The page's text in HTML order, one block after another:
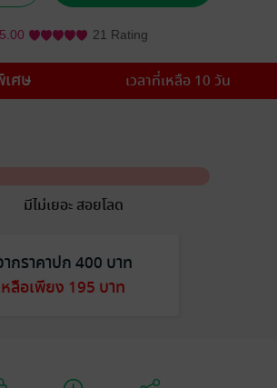
5.00 21 Rating
ศษ เวลาที่เหลือ 10 วัน
มีไม่เยอะ สอยโลด
กราคาปก 400 บาท
หลือเพียง 195 บาท